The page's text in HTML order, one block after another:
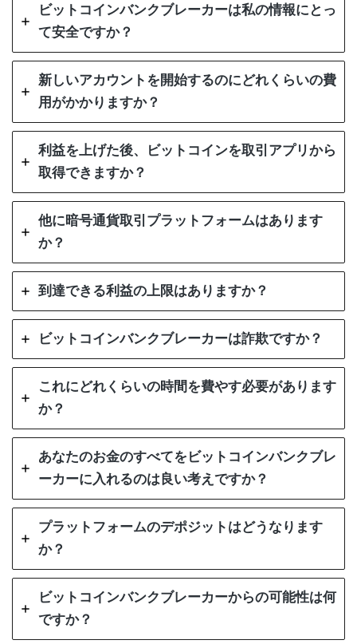
ビットコインバンクブレーカーは私の情報にとっ
て安全ですか？
新しいアカウントを開始するのにどれくらいの費
用がかかりますか？
利益を上げた後、ビットコインを取引アプリから
取得できますか？
他に暗号通貨取引プラットフォームはあります
か？
到達できる利益の上限はありますか？
ビットコインバンクブレーカーは詐欺ですか？
これにどれくらいの時間を費やす必要があります
か？
あなたのお金のすべてをビットコインバンクブレ
ーカーに入れるのは良い考えですか？
プラットフォームのデポジットはどうなります
か？
ビットコインバンクブレーカーからの可能性は何
ですか？